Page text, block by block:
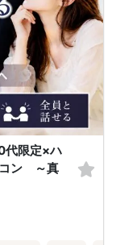
代限定×ハ
コン ～真